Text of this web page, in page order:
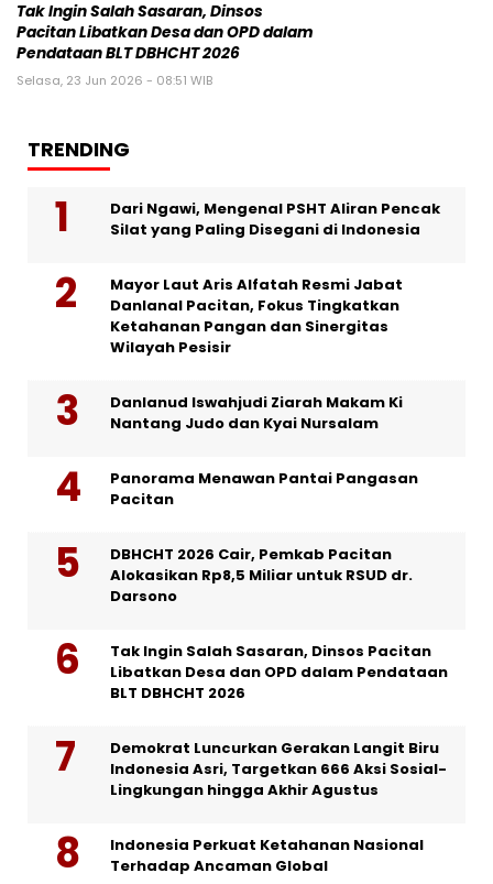
Tak Ingin Salah Sasaran, Dinsos
Pacitan Libatkan Desa dan OPD dalam
Pendataan BLT DBHCHT 2026
Selasa, 23 Jun 2026 - 08:51 WIB
TRENDING
Dari Ngawi, Mengenal PSHT Aliran Pencak
Silat yang Paling Disegani di Indonesia
Mayor Laut Aris Alfatah Resmi Jabat
Danlanal Pacitan, Fokus Tingkatkan
Ketahanan Pangan dan Sinergitas
Wilayah Pesisir
Danlanud Iswahjudi Ziarah Makam Ki
Nantang Judo dan Kyai Nursalam
Panorama Menawan Pantai Pangasan
Pacitan
DBHCHT 2026 Cair, Pemkab Pacitan
Alokasikan Rp8,5 Miliar untuk RSUD dr.
Darsono
Tak Ingin Salah Sasaran, Dinsos Pacitan
Libatkan Desa dan OPD dalam Pendataan
BLT DBHCHT 2026
Demokrat Luncurkan Gerakan Langit Biru
Indonesia Asri, Targetkan 666 Aksi Sosial-
Lingkungan hingga Akhir Agustus
Indonesia Perkuat Ketahanan Nasional
Terhadap Ancaman Global